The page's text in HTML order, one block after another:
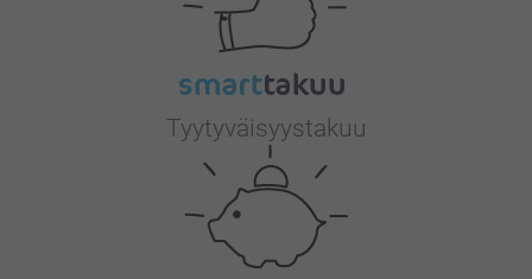
Tyytyväisyystakuu